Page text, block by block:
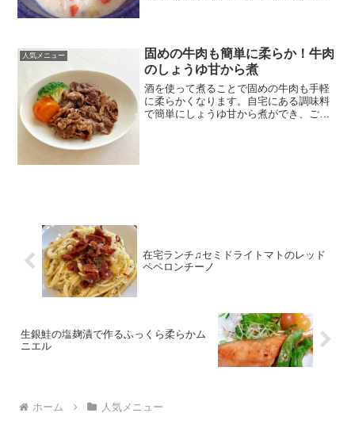
人気メニュー
固めの牛肉も簡単に柔らか！牛肉
のしょうゆ甘から煮
酒を使って煮ることで固めの牛肉も手軽
に柔らかくなります。自宅にある調味料
で簡単にしょうゆ甘から煮ができ、ご飯
在宅ランチ♫セミドライトマトのレッド
ペペロンチーノ
生銀鮭の塩麹漬で作るふっくら柔らかム
ニエル
ホーム 人気メニュー